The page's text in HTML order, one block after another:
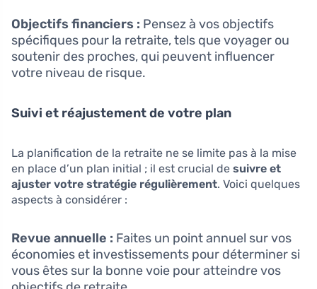
Objectifs financiers : Pensez à vos objectifs
spécifiques pour la retraite, tels que voyager ou
soutenir des proches, qui peuvent influencer
votre niveau de risque.
Suivi et réajustement de votre plan
La planification de la retraite ne se limite pas à la mise
en place d’un plan initial ; il est crucial de suivre et
ajuster votre stratégie régulièrement. Voici quelques
aspects à considérer :
Revue annuelle : Faites un point annuel sur vos
économies et investissements pour déterminer si
vous êtes sur la bonne voie pour atteindre vos